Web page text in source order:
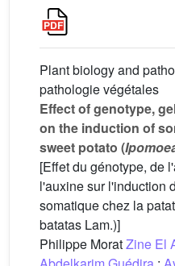
Plant biology and
pathologie végétales
Effect of genotype,
on the induction of
sweet potato (
[Effet du génotype, de
l'auxine sur l'induction
somatique chez la
batatas Lam.)]
Philippe MoratZine El